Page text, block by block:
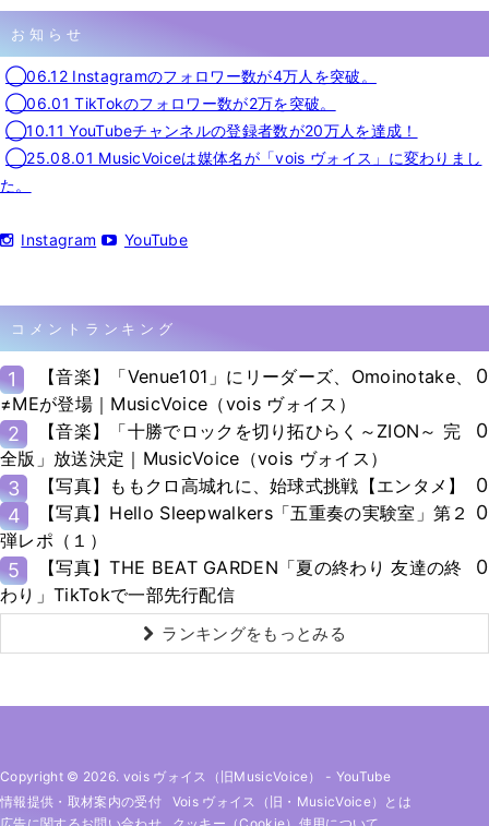
お知らせ
◯06.12 Instagramのフォロワー数が4万人を突破。
◯06.01 TikTokのフォロワー数が2万を突破。
◯10.11 YouTubeチャンネルの登録者数が20万人を達成！
◯25.08.01 MusicVoiceは媒体名が「vois ヴォイス」に変わりまし
た。
Instagram YouTube
コメントランキング
1
【音楽】「Venue101」にリーダーズ、Omoinotake、
≠MEが登場｜MusicVoice（vois ヴォイス）
0
2
【音楽】「十勝でロックを切り拓ひらく～ZION～ 完
全版」放送決定｜MusicVoice（vois ヴォイス）
0
3 【写真】ももクロ高城れに、始球式挑戦【エンタメ】
0
4
【写真】Hello Sleepwalkers「五重奏の実験室」第２
弾レポ（１）
0
5
【写真】THE BEAT GARDEN「夏の終わり 友達の終
わり」TikTokで一部先行配信
0
ランキングをもっとみる
Copyright © 2026. vois ヴォイス（旧MusicVoice） - YouTube
情報提供・取材案内の受付
Vois ヴォイス（旧・MusicVoice）とは